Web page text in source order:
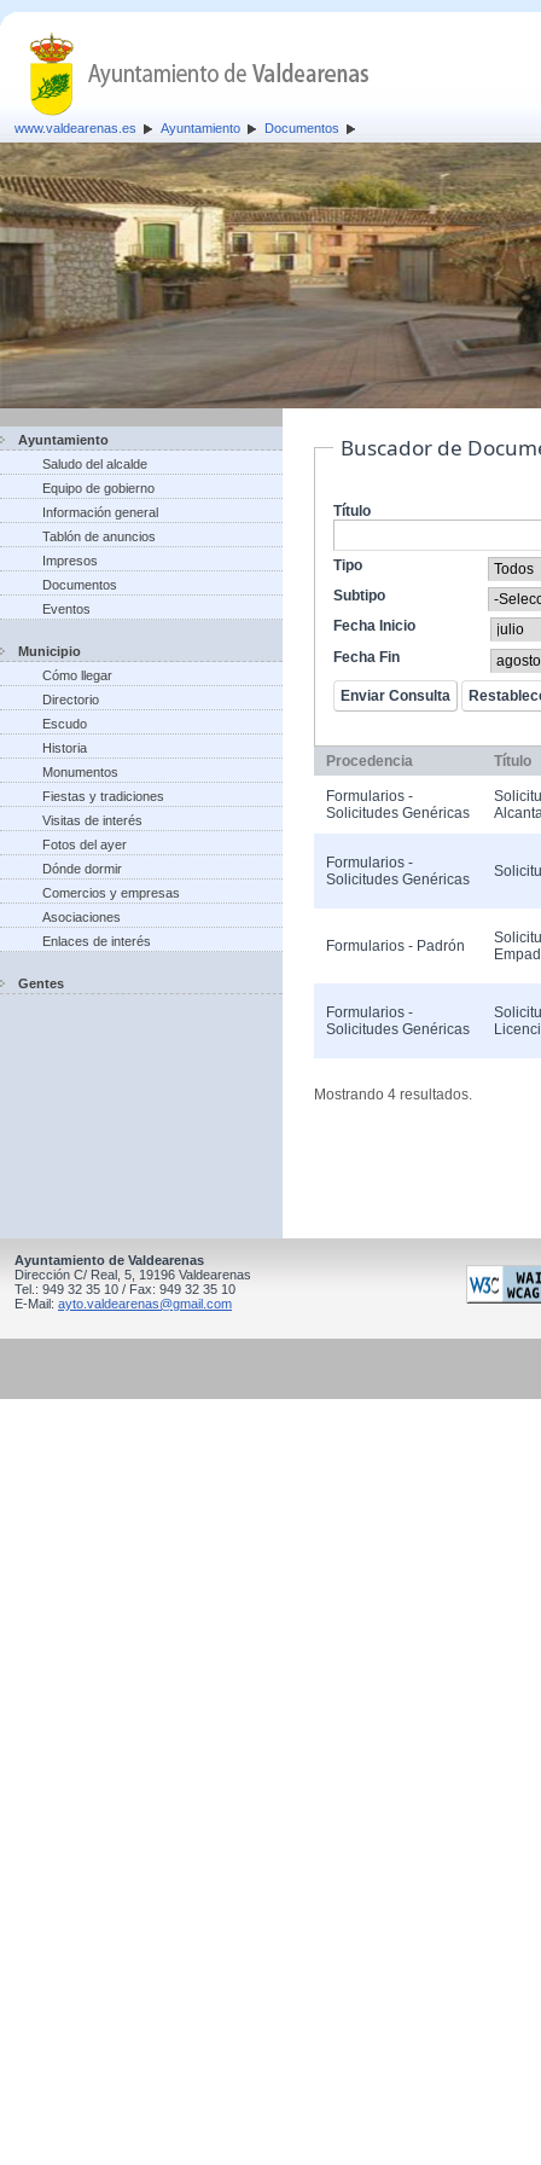
www.valdearenas.es Ayuntamiento Documentos
Ayuntamiento
Saludo del alcalde
Equipo de gobierno
Información general
Tablón de anuncios
Impresos
Documentos
Eventos
Municipio
Cómo llegar
Directorio
Escudo
Historia
Monumentos
Fiestas y tradiciones
Visitas de interés
Fotos del ayer
Dónde dormir
Comercios y empresas
Asociaciones
Enlaces de interés
Gentes
Buscador de
Título
Tipo
Subtipo
Fecha Inicio
Fecha Fin
Procedencia Título
Formularios -
Solicitudes Genéricas
Formularios -
Solicitudes Genéricas
Formularios - Padrón
Formularios -
Solicitudes Genéricas
Mostrando 4 resultados.
Ayuntamiento de Valdearenas
Dirección C/ Real, 5, 19196 Valdearenas
Tel.: 949 32 35 10 / Fax: 949 32 35 10
E-Mail: ayto.valdearenas@gmail.com